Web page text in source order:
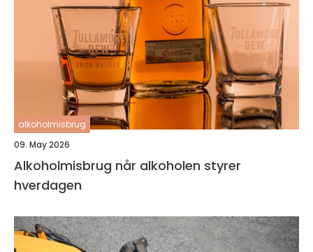
alkoholmisbrug
09. May 2026
Alkoholmisbrug når alkoholen styrer
hverdagen